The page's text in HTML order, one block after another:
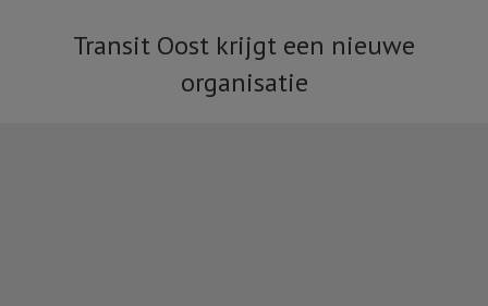
Transit Oost krijgt een nieuwe
organisatie